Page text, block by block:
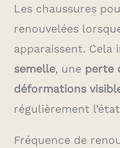
Les chaussures
renouvelées
apparaissent. Cela
semelle, une perte
déformations
régulièrement
Fréquence de